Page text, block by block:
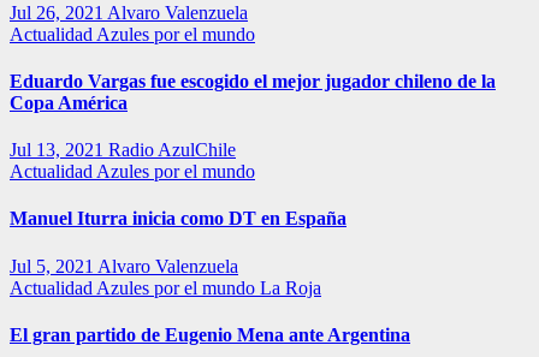
Jul 26, 2021 Alvaro Valenzuela
Actualidad Azules por el mundo
Eduardo Vargas fue escogido el mejor jugador chileno de la
Copa América
Jul 13, 2021 Radio AzulChile
Actualidad Azules por el mundo
Manuel Iturra inicia como DT en España
Jul 5, 2021 Alvaro Valenzuela
Actualidad Azules por el mundo La Roja
El gran partido de Eugenio Mena ante Argentina